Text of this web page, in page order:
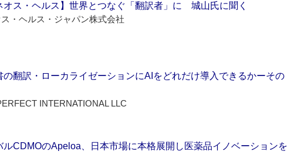
オス・ヘルス】世界とつなぐ「翻訳者」に 城山氏に聞く
・ヘルス・ジャパン株式会社
の翻訳・ローカライゼーションにAIをどれだけ導入できるかーその
INTERNATIONAL LLC
ルCDMOのApeloa、日本市場に本格展開し医薬品イノベーションを